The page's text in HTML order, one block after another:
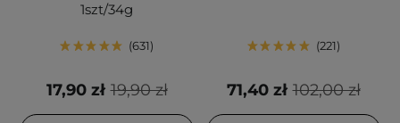
1szt/34g
631
19,90 zł
17,90 zł
221
102,00 zł
71,40 zł